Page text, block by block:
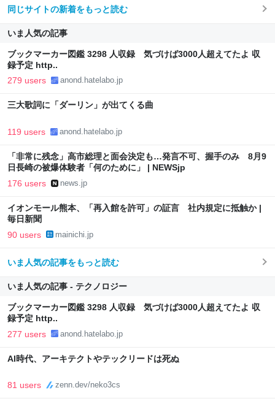
同じサイトの新着をもっと読む
いま人気の記事
ブックマーカー図鑑 3298 人収録 気づけば3000人超えてたよ 収
録予定 http..
279 users anond.hatelabo.jp
三大歌詞に「ダーリン」が出てくる曲
119 users anond.hatelabo.jp
「非常に残念」高市総理と面会決定も…発言不可、握手のみ 8月9
日長崎の被爆体験者「何のために」 | NEWSjp
176 users news.jp
イオンモール熊本、「再入館を許可」の証言 社内規定に抵触か |
毎日新聞
90 users mainichi.jp
いま人気の記事をもっと読む
いま人気の記事 - テクノロジー
ブックマーカー図鑑 3298 人収録 気づけば3000人超えてたよ 収
録予定 http..
277 users anond.hatelabo.jp
AI時代、アーキテクトやテックリードは死ぬ
81 users zenn.dev/neko3cs